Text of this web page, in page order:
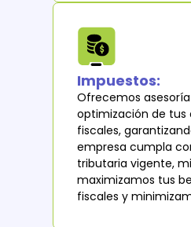
Impuestos:
Ofrecemos
optimización de tus
fiscales,
empresa cumpla
tributaria vigente,
maximizamos tus
fiscales y